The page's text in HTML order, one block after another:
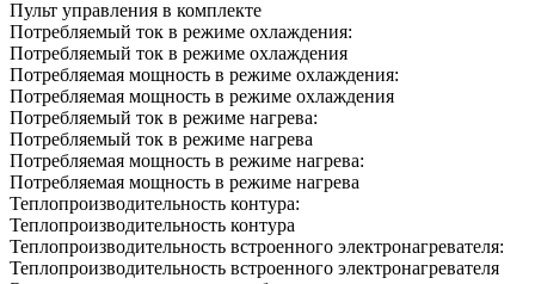
Пульт управления в комплекте
Потребляемый ток в режиме охлаждения:
Потребляемый ток в режиме охлаждения
Потребляемая мощность в режиме охлаждения:
Потребляемая мощность в режиме охлаждения
Потребляемый ток в режиме нагрева:
Потребляемый ток в режиме нагрева
Потребляемая мощность в режиме нагрева:
Потребляемая мощность в режиме нагрева
Теплопроизводительность контура:
Теплопроизводительность контура
Теплопроизводительность встроенного электронагревателя:
Теплопроизводительность встроенного электронагревателя